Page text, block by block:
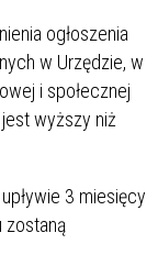
ogłoszenia
w Urzędzie, w
i społecznej
wyższy niż
3 miesięcy
zostaną